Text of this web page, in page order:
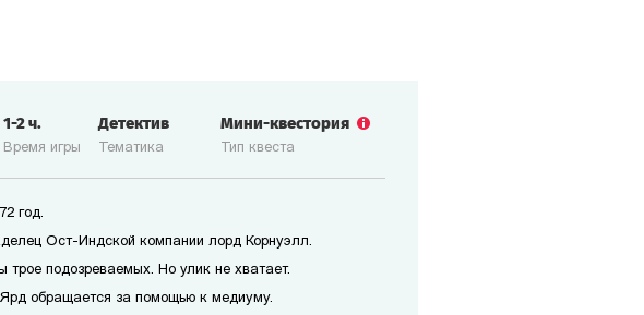
Время игры
1-2ч.
Тематика
Детектив
Тип квеста
Мини-квестория
год.
Ост-Индской компании лорд Корнуэлл.
трое подозреваемых. Но улик не хватает.
обращается за помощью к медиуму.